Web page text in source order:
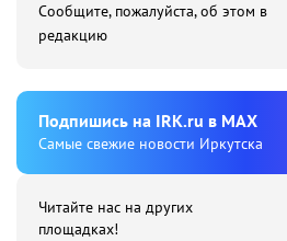
Сообщите, пожалуйста, об этом в
редакцию
Подпишиcь на IRK.ru в MAX
Cамые свежие новости Иркутска
Читайте нас на других
площадках!